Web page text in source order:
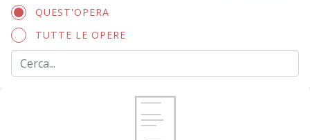
QUEST'OPERA
TUTTE LE OPERE